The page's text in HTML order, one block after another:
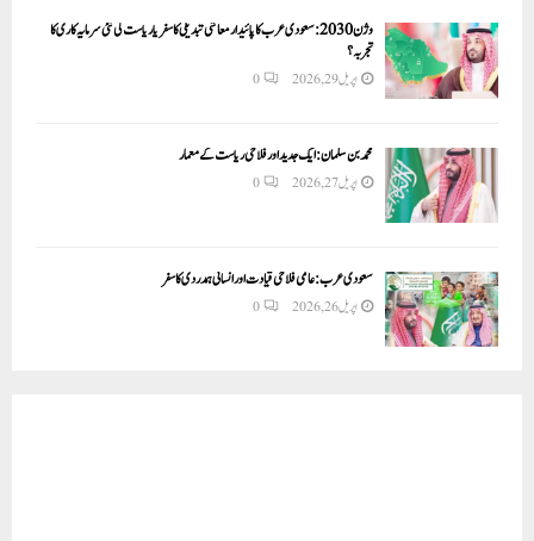
وژن 2030:سعودی عرب کا پائیدار معاشی تبدیلی کا سفر یا ریاست کی نئی سرمایہ کاری کا
تجربہ؟
اپریل 29, 2026 0
محمد بن سلمان: ایک جدید اور فلاحی ریاست کے معمار
اپریل 27, 2026 0
سعودی عرب: عالمی فلاحی قیادت اور انسانی ہمدردی کا سفر
اپریل 26, 2026 0